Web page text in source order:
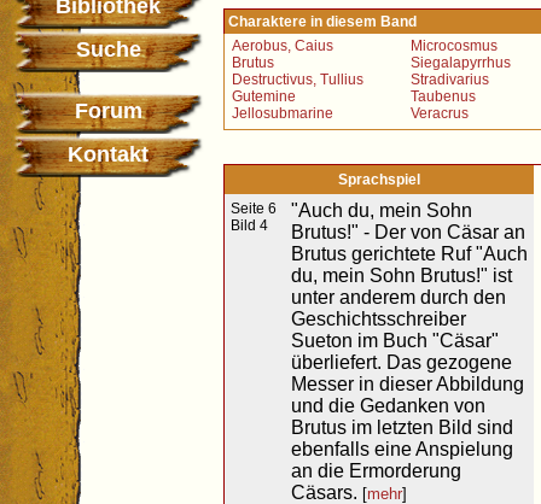
Bibliothek
Suche
Forum
Kontakt
Charaktere in diesem Band
Aerobus, Caius
Brutus
Destructivus, Tullius
Gutemine
Jellosubmarine
Microcosmus
Siegalapyrrhus
Stradivarius
Taubenus
Veracrus
Sprachspiel
Seite 6
Bild 4
"Auch du, mein Sohn
Brutus!" - Der von Cäsar an
Brutus gerichtete Ruf "Auch
du, mein Sohn Brutus!" ist
unter anderem durch den
Geschichtsschreiber
Sueton im Buch "Cäsar"
überliefert. Das gezogene
Messer in dieser Abbildung
und die Gedanken von
Brutus im letzten Bild sind
ebenfalls eine Anspielung
an die Ermorderung
Cäsars. [mehr]